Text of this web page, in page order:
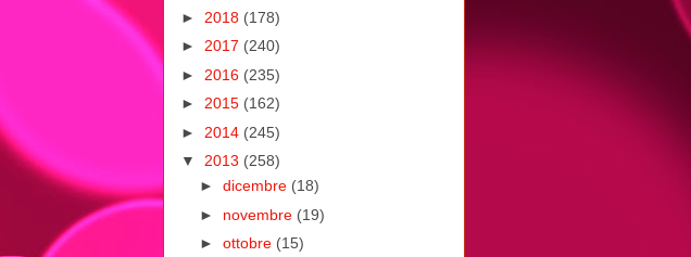
► 2018 (178)
► 2017 (240)
► 2016 (235)
► 2015 (162)
► 2014 (245)
▼ 2013 (258)
► dicembre (18)
► novembre (19)
► ottobre (15)